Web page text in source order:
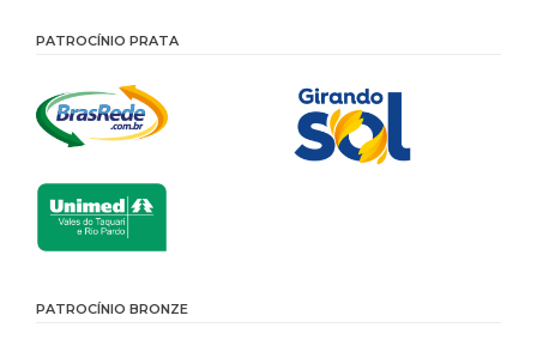
PATROCÍNIO PRATA
PATROCÍNIO BRONZE